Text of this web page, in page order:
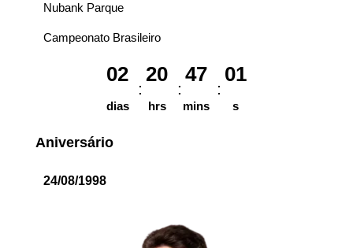
Nubank Parque
Campeonato Brasileiro
02
dias
20
hrs
47
mins
01
s
Aniversário
24/08/1998